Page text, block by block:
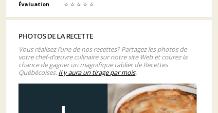
Évaluation
☆ ☆ ☆ ☆ ☆
PHOTOS DE LA RECETTE
Vous réalisez l’une de nos recettes? Partagez les photos de
votre chef-d’œuvre culinaire sur notre site Web et courez la
chance de gagner un magnifique tablier de Recettes
Québécoises. Il y aura un tirage par mois.